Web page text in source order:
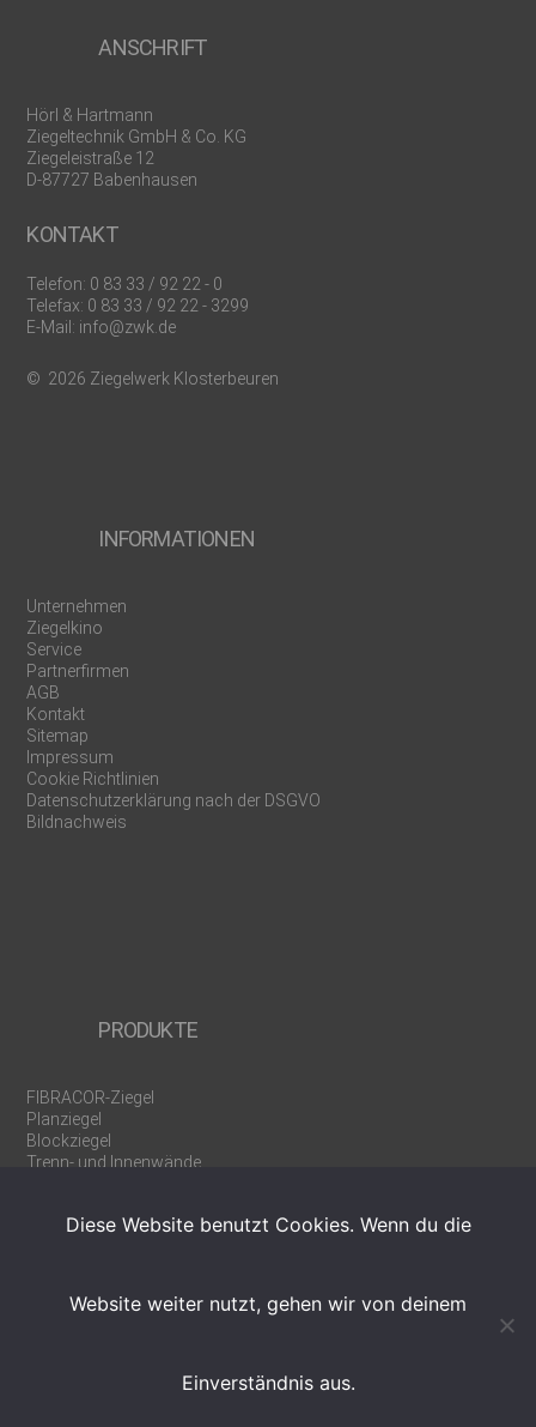
ANSCHRIFT
Hörl & Hartmann
Ziegeltechnik GmbH & Co. KG
Ziegeleistraße 12
D-87727 Babenhausen
KONTAKT
Telefon: 0 83 33 / 92 22 - 0
Telefax: 0 83 33 / 92 22 - 3299
E-Mail: info@zwk.de
© 2026 Ziegelwerk Klosterbeuren
INFORMATIONEN
Unternehmen
Ziegelkino
Service
Partnerfirmen
AGB
Kontakt
Sitemap
Impressum
Cookie Richtlinien
Datenschutzerklärung nach der DSGVO
Bildnachweis
PRODUKTE
FIBRACOR-Ziegel
Planziegel
Blockziegel
Trenn- und Innenwände
Ergänzungsprodukte
Diese Website benutzt Cookies. Wenn du die
Website weiter nutzt, gehen wir von deinem
Einverständnis aus.